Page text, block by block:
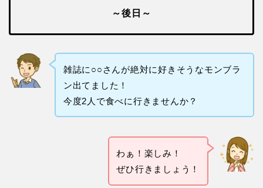
～後日～
雑誌に○○さんが絶対に好きそうなモンブラ
ン出てました！
今度2人で食べに行きませんか？
わぁ！楽しみ！
ぜひ行きましょう！